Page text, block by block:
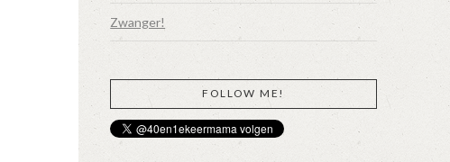
Zwanger!
FOLLOW ME!